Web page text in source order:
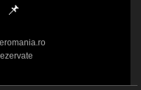
📌